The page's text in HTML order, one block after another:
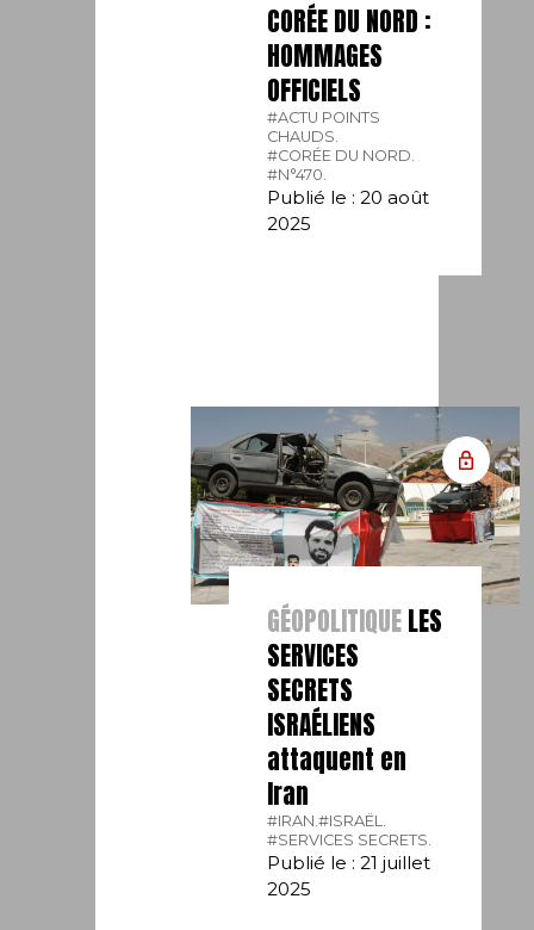
CORÉE DU NORD :
HOMMAGES
OFFICIELS
#ACTU POINTS
CHAUDS.
#CORÉE DU NORD.
#N°470.
Publié le : 20 août
2025
GÉOPOLITIQUELES
SERVICES
SECRETS
ISRAÉLIENS
attaquent en
Iran
#IRAN. #ISRAËL.
#SERVICES SECRETS.
Publié le : 21 juillet
2025